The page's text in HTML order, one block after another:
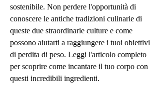
sostenibile. Non perdere l'opportunità di
conoscere le antiche tradizioni culinarie di
queste due straordinarie culture e come
possono aiutarti a raggiungere i tuoi obiettivi
di perdita di peso. Leggi l'articolo completo
per scoprire come incantare il tuo corpo con
questi incredibili ingredienti.